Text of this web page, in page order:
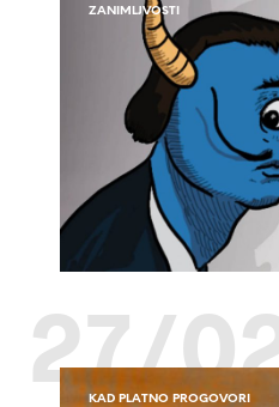
ZANIMLJVOSTI
27/
KAD PLATNO PROGOVORI